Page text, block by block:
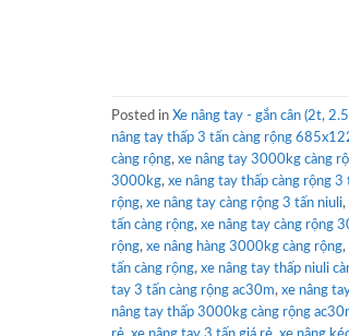
Posted in Xe nâng tay - gắn cân (2t,
nâng tay thấp 3 tấn càng rộng
càng rộng, xe nâng tay 3000kg càng
3000kg, xe nâng tay thấp càng rộng 3
rộng, xe nâng tay càng rộng 3 tấn niuli,
tấn càng rộng, xe nâng tay càng rộng
rộng, xe nâng hàng 3000kg càng rộng,
tấn càng rộng, xe nâng tay thấp niuli
tay 3 tấn càng rộng ac30m, xe nâng
nâng tay thấp 3000kg càng rộng